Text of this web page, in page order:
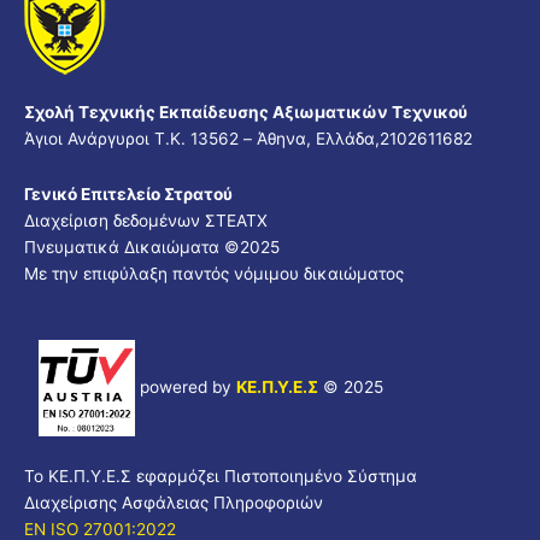
Σχολή Τεχνικής Εκπαίδευσης Αξιωματικών Τεχνικού
Άγιοι Ανάργυροι Τ.Κ. 13562 – Άθηνα, Ελλάδα,2102611682
Γενικό Επιτελείο Στρατού
Διαχείριση δεδομένων ΣΤΕΑΤΧ
Πνευματικά Δικαιώματα ©2025
Με την επιφύλαξη παντός νόμιμου δικαιώματος
powered by ΚΕ.Π.Υ.Ε.Σ © 2025
Το ΚΕ.Π.Υ.Ε.Σ εφαρμόζει Πιστοποιημένο Σύστημα
Διαχείρισης Ασφάλειας Πληροφοριών
EN ISO 27001:2022